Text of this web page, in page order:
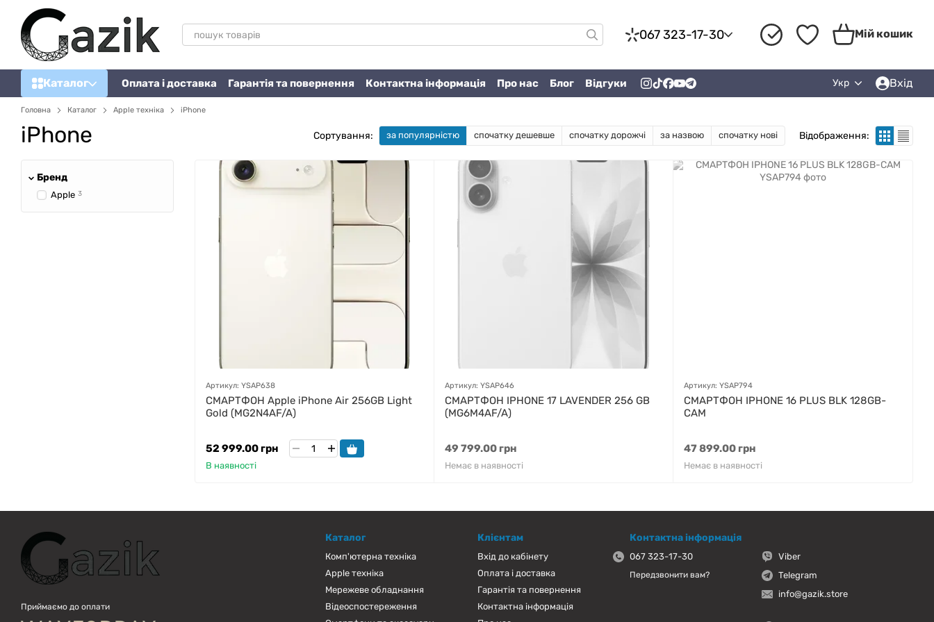
Перейти до основного контенту
067 323-17-30 Мій кошик
Каталог Оплата і доставка Гарантія та повернення Контактна інформація Про нас Блог Відгуки Укр Вхід
Головна Каталог Apple техніка iPhone
iPhone Сортування: за популярністю спочатку дешевше спочатку дорожчі за назвою спочатку нові Відображення:
Артикул: YSAP638
СМАРТФОН Apple iPhone Air 256GB Light
Gold (MG2N4AF/A)
52 999.00 грн
В наявності
Артикул: YSAP646
СМАРТФОН IPHONE 17 LAVENDER 256 GB
(MG6M4AF/A)
49 799.00 грн
Немає в наявності
Артикул: YSAP794
СМАРТФОН IPHONE 16 PLUS BLK 128GB-
CAM
47 899.00 грн
Немає в наявності
Бренд
Apple 3
Приймаємо до оплати
Каталог
Комп'ютерна техніка
Apple техніка
Мережеве обладнання
Відеоспостереження
Клієнтам
Вхід до кабінету
Оплата і доставка
Гарантія та повернення
Контактна інформація
Контактна інформація
067 323-17-30
Передзвонити вам?
Viber
Telegram
info@gazik.store
Привіт! 👋 Я Gazik AI — допоможу